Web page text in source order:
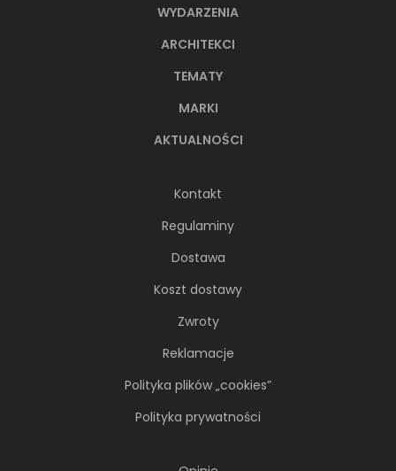
WYDARZENIA
ARCHITEKCI
TEMATY
MARKI
AKTUALNOŚCI
Kontakt
Regulaminy
Dostawa
Koszt dostawy
Zwroty
Reklamacje
Polityka plików „cookies”
Polityka prywatności